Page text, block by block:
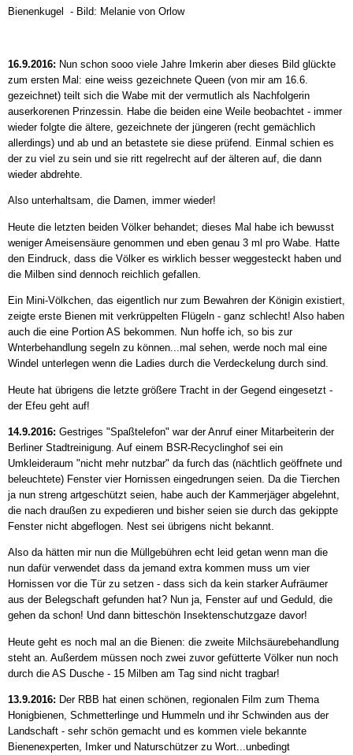
Bienenkugel - Bild: Melanie von Orlow
16.9.2016: Nun schon sooo viele Jahre Imkerin aber dieses Bild glückte
zum ersten Mal: eine weiss gezeichnete Queen (von mir am 16.6.
gezeichnet) teilt sich die Wabe mit der vermutlich als Nachfolgerin
auserkorenen Prinzessin. Habe die beiden eine Weile beobachtet - immer
wieder folgte die ältere, gezeichnete der jüngeren (recht gemächlich
allerdings) und ab und an betastete sie diese prüfend. Einmal schien es
der zu viel zu sein und sie ritt regelrecht auf der älteren auf, die dann
wieder abdrehte.
Also unterhaltsam, die Damen, immer wieder!
Heute die letzten beiden Völker behandet; dieses Mal habe ich bewusst
weniger Ameisensäure genommen und eben genau 3 ml pro Wabe. Hatte
den Eindruck, dass die Völker es wirklich besser weggesteckt haben und
die Milben sind dennoch reichlich gefallen.
Ein Mini-Völkchen, das eigentlich nur zum Bewahren der Königin existiert,
zeigte erste Bienen mit verkrüppelten Flügeln - ganz schlecht! Also haben
auch die eine Portion AS bekommen. Nun hoffe ich, so bis zur
Wnterbehandlung segeln zu können...mal sehen, werde noch mal eine
Windel unterlegen wenn die Ladies durch die Verdeckelung durch sind.
Heute hat übrigens die letzte größere Tracht in der Gegend eingesetzt -
der Efeu geht auf!
14.9.2016: Gestriges "Spaßtelefon" war der Anruf einer Mitarbeiterin der
Berliner Stadtreinigung. Auf einem BSR-Recyclinghof sei ein
Umkleideraum "nicht mehr nutzbar" da furch das (nächtlich geöffnete und
beleuchtete) Fenster vier Hornissen eingedrungen seien. Da die Tierchen
ja nun streng artgeschützt seien, habe auch der Kammerjäger abgelehnt,
die nach draußen zu expedieren und bisher seien sie durch das gekippte
Fenster nicht abgeflogen. Nest sei übrigens nicht bekannt.
Also da hätten mir nun die Müllgebühren echt leid getan wenn man die
nun dafür verwendet dass da jemand extra kommen muss um vier
Hornissen vor die Tür zu setzen - dass sich da kein starker Aufräumer
aus der Belegschaft gefunden hat? Nun ja, Fenster auf und Geduld, die
gehen da schon! Und dann bitteschön Insektenschutzgaze davor!
Heute geht es noch mal an die Bienen: die zweite Milchsäurebehandlung
steht an. Außerdem müssen noch zwei zuvor gefütterte Völker nun noch
durch die AS Dusche - 15 Milben am Tag sind nicht tragbar!
13.9.2016: Der RBB hat einen schönen, regionalen Film zum Thema
Honigbienen, Schmetterlinge und Hummeln und ihr Schwinden aus der
Landschaft - sehr schön gemacht und es kommen viele bekannte
Bienenexperten, Imker und Naturschützer zu Wort...unbedingt